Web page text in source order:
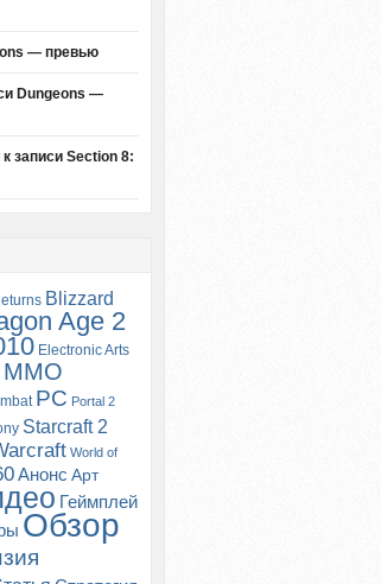
— превью
Dungeons —
к записи Section 8:
Blizzard
Age 2
Electronic Arts
MMO
PC Portal 2
Starcraft 2
World of
Анонс Арт
Геймплей
Обзор